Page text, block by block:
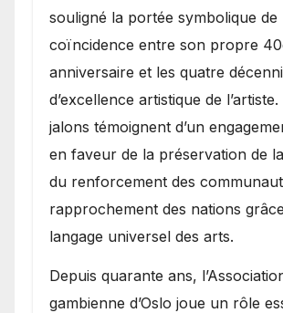
souligné la portée symbolique de
coïncidence entre son propre
anniversaire et les quatre
d’excellence artistique de
jalons témoignent d’un
en faveur de la préservation de
du renforcement des
rapprochement des nations
langage universel des arts.
​Depuis quarante ans,
gambienne d’Oslo joue un rôle